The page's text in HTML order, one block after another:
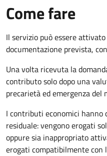
Come fare
Il servizio può essere
documentazione prevista,
Una volta ricevuta la
contributo solo dopo una
precarietà ed emergenza del
I contributi economici hanno
residuale: vengono erogati
oppure sia inappropriato
erogati compatibilmente con